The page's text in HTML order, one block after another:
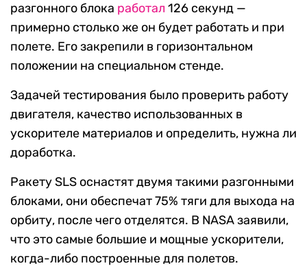
разгонного блока работал 126 секунд —
примерно столько же он будет работать и при
полете. Его закрепили в горизонтальном
положении на специальном стенде.
Задачей тестирования было проверить работу
двигателя, качество использованных в
ускорителе материалов и определить, нужна ли
доработка.
Ракету SLS оснастят двумя такими разгонными
блоками, они обеспечат 75% тяги для выхода на
орбиту, после чего отделятся. В NASA заявили,
что это самые большие и мощные ускорители,
когда-либо построенные для полетов.